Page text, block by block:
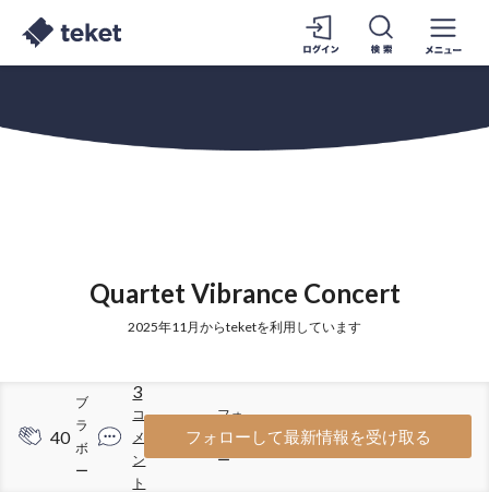
Quartet Vibrance Concert
2025年11月からteketを利用しています
40
ブ
ラ
ボ
ー
3
コ
メ
ン
ト
23
フォ
ロワ
ー
フォローして最新情報を受け取る